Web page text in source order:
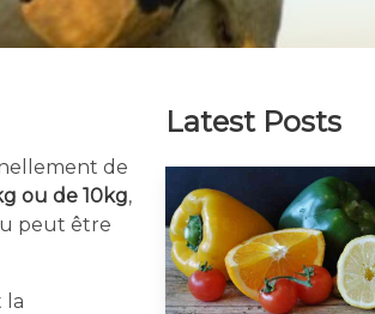
de
ou de 10kg,
peut être
la
Latest Posts